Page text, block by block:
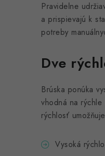
Pravidelne
a prispievajú k
potreby
Dve
Brúska ponúka
vhodná na
rýchlosť
Vysoká